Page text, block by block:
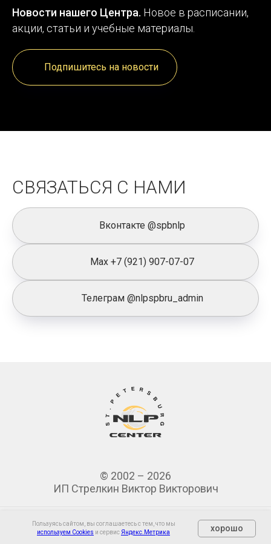
Очно Онлайн О нас Контакты
Новости нашего Центра. Новое в расписании,
акции, статьи и учебные материалы.
Подпишитесь на новости
СВЯЗАТЬСЯ С НАМИ
Вконтакте @spbnlp
Max +7 (921) 907-07-07
Телеграм @nlpspbru_admin
Пользуясь сайтом, вы соглашаетесь с тем, что мы
используем Cookies и сервис Яндекс.Метрика хорошо
© 2002 – 2026
ИП Стрелкин Виктор Викторович